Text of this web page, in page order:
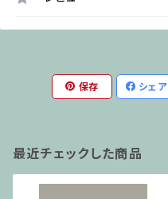
保存 シェア
最近チェックした商品